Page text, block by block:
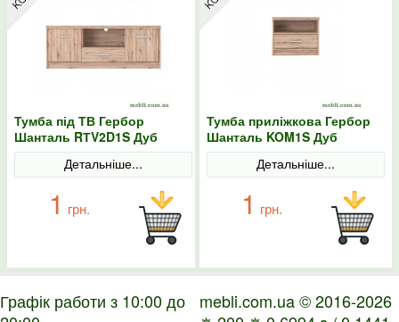
Тумба під ТВ Гербор
Шанталь RТV2D1S Дуб
санремо світлий
Детальніше...
1 грн.
Тумба приліжкова Гербор
Шанталь KOM1S Дуб
санремо світлий
Детальніше...
1 грн.
Графік работи з 10:00 до
mebli.com.ua © 2016-2026